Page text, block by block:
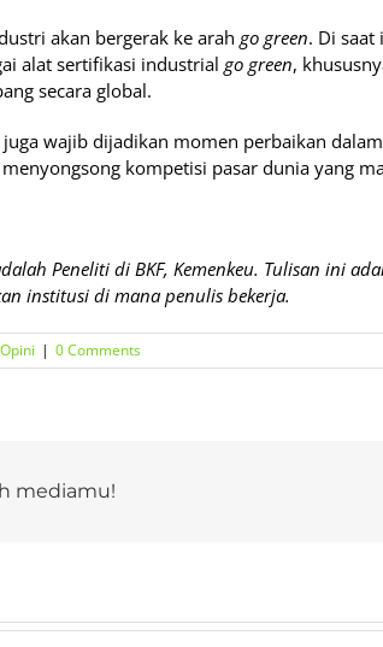
akan bergerak ke arah go green. Di
alat sertifikasi industrial go green,
secara global.
wajib dijadikan momen perbaikan
kompetisi pasar dunia yang
Peneliti di BKF, Kemenkeu. Tulisan ini
institusi di mana penulis bekerja.
Opini | 0 Comments
mediamu!